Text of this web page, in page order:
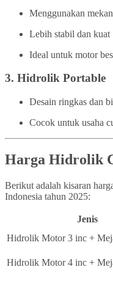
Menggunakan
Lebih stabil dan kuat
Ideal untuk motor
3. Hidrolik Portable
Desain ringkas dan
Cocok untuk usaha
Harga Hidrolik
Berikut adalah kisaran
Indonesia tahun 2025:
Jenis
Hidrolik Motor 3 inc +
Hidrolik Motor 4 inc +